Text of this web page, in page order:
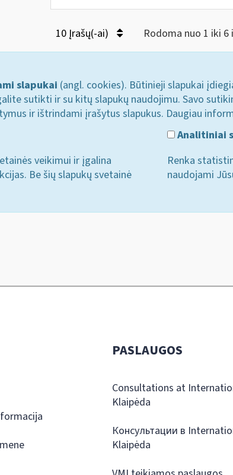
10 Įrašų(-ai) Rodoma nuo 1 iki 6
slapukai (angl. cookies). Būtinieji slapukai
sutikti ir su kitų slapukų naudojimu. Savo
ir ištrindami įrašytus slapukus. Daugiau
veikimui ir įgalina
Be šių slapukų svetainė
Analitiniai
Renka
naudojami
PASLAUGOS
Consultations at
Klaipėda
Консультации в
Klaipėda